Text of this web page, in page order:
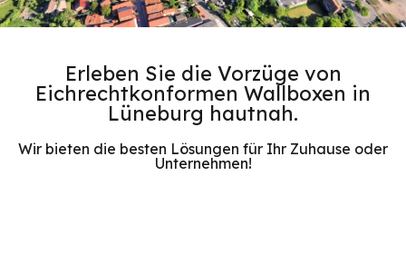
Erleben Sie die Vorzüge von
Eichrechtkonformen Wallboxen in
Lüneburg hautnah.
Wir bieten die besten Lösungen für Ihr Zuhause oder
Unternehmen!